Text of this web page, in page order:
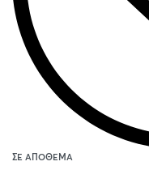
ΣΕ ΑΠΌΘΕΜΑ